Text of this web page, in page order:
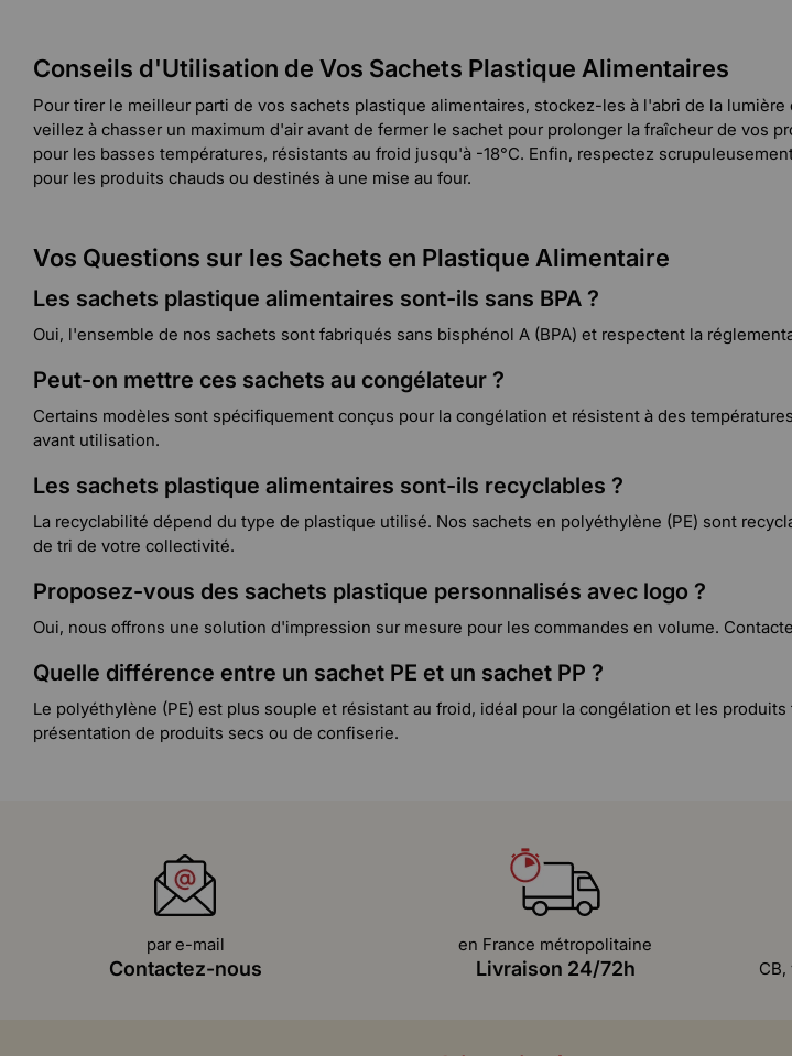
Conseils d'Utilisation de Vos Sachets Plastique Alimentaires
Pour tirer le meilleur parti de vos sachets plastique alimentaires, stockez-les à l'abri de la
veillez à chasser un maximum d'air avant de fermer le sachet pour prolonger la fraîcheur de vos
pour les basses températures, résistants au froid jusqu'à -18°C. Enfin, respectez
pour les produits chauds ou destinés à une mise au four.
Vos Questions sur les Sachets en Plastique Alimentaire
Les sachets plastique alimentaires sont-ils sans BPA ?
Oui, l'ensemble de nos sachets sont fabriqués sans bisphénol A (BPA) et respectent la
Peut-on mettre ces sachets au congélateur ?
Certains modèles sont spécifiquement conçus pour la congélation et résistent à des
avant utilisation.
Les sachets plastique alimentaires sont-ils recyclables ?
La recyclabilité dépend du type de plastique utilisé. Nos sachets en polyéthylène (PE) sont
de tri de votre collectivité.
Proposez-vous des sachets plastique personnalisés avec logo ?
Oui, nous offrons une solution d'impression sur mesure pour les commandes en volume.
Quelle différence entre un sachet PE et un sachet PP ?
Le polyéthylène (PE) est plus souple et résistant au froid, idéal pour la congélation et les
présentation de produits secs ou de confiserie.
par e-mail
Contactez-nous
en France métropolitaine
Livraison 24/72h